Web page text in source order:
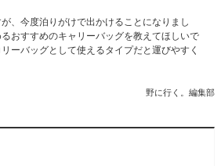
、今度泊りがけで出かけることになりまし
おすすめのキャリーバッグを教えてほしいで
ーバッグとして使えるタイプだと運びやすく
野に行く。編集部